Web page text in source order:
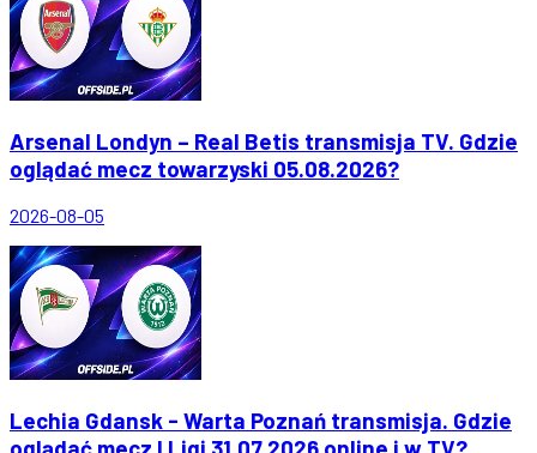
Arsenal Londyn – Real Betis transmisja TV. Gdzie
oglądać mecz towarzyski 05.08.2026?
2026-08-05
Lechia Gdansk - Warta Poznań transmisja. Gdzie